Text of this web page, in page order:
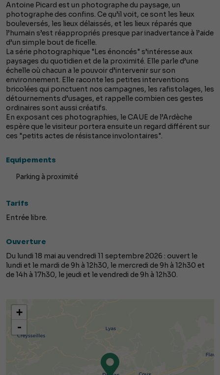
Antoine Picard est un photographe du paysage, un
photographe des confins. Ce qu’il voit, ce sont les lieux
bouleversés, les lieux délaissés, et les lieux réparés que
l’humain s’est réappropriés presque par inadvertance à l’aide
d’un simple bout de ficelle.
La série photographique "Les énoncés" s’intéresse aux
paysages du quotidien et de la proximité. Elle parle d’une
échelle où chacun a le pouvoir d’intervenir sur son
environnement. Elle raconte les petites interventions
bricolées qui ponctuent nos campagnes, les rafistolages, les
détournements d’usages, et rappelle combien ces gestes
ordinaires sont aussi créatifs.
En exposant ces photographies, le CAUE de l’Ardèche
espère que le visiteur portera ensuite un regard différent sur
ces "petits actes de résistance involontaires".
Equipements
Parking à proximité
Tarifs
Entrée libre.
Ouverture
Du lundi 18 mai au vendredi 11 septembre 2026 : ouvert le
lundi et le mardi de 9h à 12h30, le mercredi de 9h à 12h30 et
de 14h à 17h30, le jeudi et le vendredi de 9h à 12h30.
+
-